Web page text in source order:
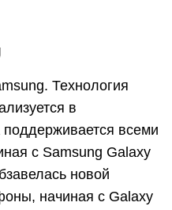
Технология
в
всеми
с Samsung Galaxy
новой
начиная с Galaxy